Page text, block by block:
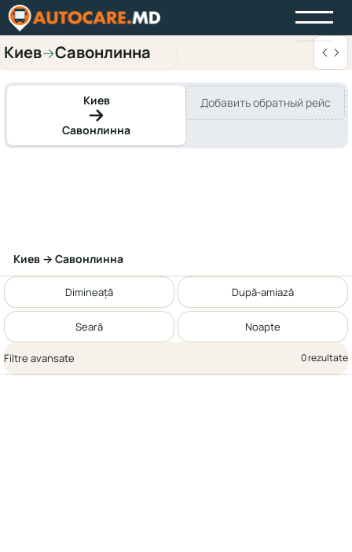
Киев→Савонлинна
Киев
Савонлинна
Добавить обратный рейс
Киев → Савонлинна
Dimineață După-amiază
Seară Noapte
Filtre avansate 0 rezultate